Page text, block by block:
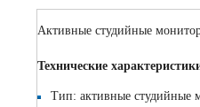
Активные студийные
Технические
Тип: активные студийные